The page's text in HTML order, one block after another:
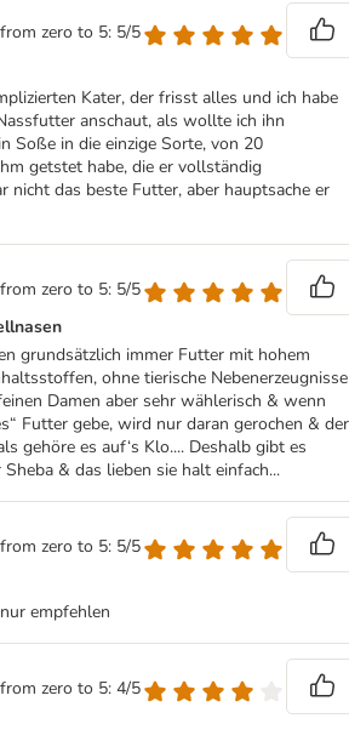
zero to 5: 5/5
Kater, der frisst alles und ich habe
anschaut, als wollte ich ihn
Soße in die einzige Sorte, von 20
getstet habe, die er vollständig
nicht das beste Futter, aber hauptsache er
zero to 5: 5/5
grundsätzlich immer Futter mit hohem
ohne tierische Nebenerzeugnisse
Damen aber sehr wählerisch & wenn
Futter gebe, wird nur daran gerochen & der
gehöre es auf‘s Klo.... Deshalb gibt es
& das lieben sie halt einfach...
zero to 5: 5/5
empfehlen
zero to 5: 4/5